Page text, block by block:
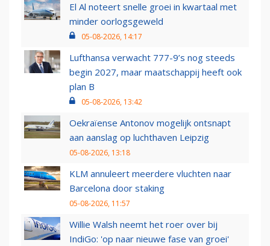
El Al noteert snelle groei in kwartaal met
minder oorlogsgeweld
05-08-2026, 14:17
Lufthansa verwacht 777-9’s nog steeds
begin 2027, maar maatschappij heeft ook
plan B
05-08-2026, 13:42
Oekraïense Antonov mogelijk ontsnapt
aan aanslag op luchthaven Leipzig
05-08-2026, 13:18
KLM annuleert meerdere vluchten naar
Barcelona door staking
05-08-2026, 11:57
Willie Walsh neemt het roer over bij
IndiGo: 'op naar nieuwe fase van groei'